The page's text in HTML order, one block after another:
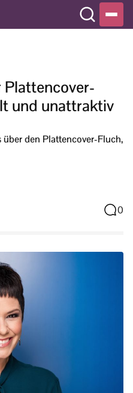
Plattencover-
und unattraktiv
den Plattencover-Fluch,
0